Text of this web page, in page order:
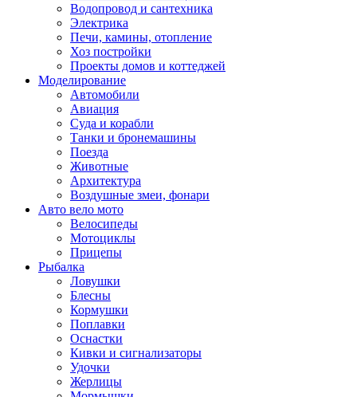
Водопровод и сантехника
Электрика
Печи, камины, отопление
Хоз постройки
Проекты домов и коттеджей
Моделирование
Автомобили
Авиация
Суда и корабли
Танки и бронемашины
Поезда
Животные
Архитектура
Воздушные змеи, фонари
Авто вело мото
Велосипеды
Мотоциклы
Прицепы
Рыбалка
Ловушки
Блесны
Кормушки
Поплавки
Оснастки
Кивки и сигнализаторы
Удочки
Жерлицы